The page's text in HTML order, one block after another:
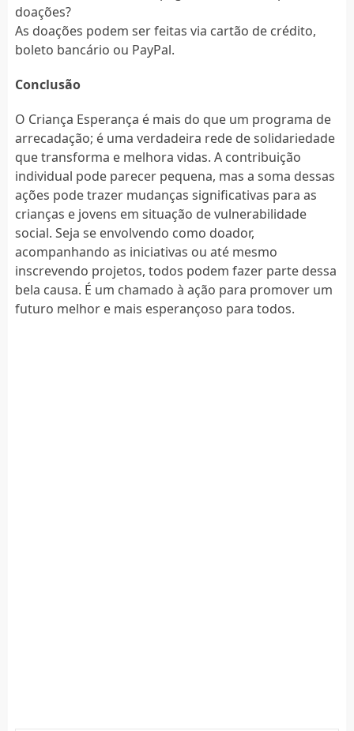
doações?
As doações podem ser feitas via cartão de crédito,
boleto bancário ou PayPal.
Conclusão
O Criança Esperança é mais do que um programa de
arrecadação; é uma verdadeira rede de solidariedade
que transforma e melhora vidas. A contribuição
individual pode parecer pequena, mas a soma dessas
ações pode trazer mudanças significativas para as
crianças e jovens em situação de vulnerabilidade
social. Seja se envolvendo como doador,
acompanhando as iniciativas ou até mesmo
inscrevendo projetos, todos podem fazer parte dessa
bela causa. É um chamado à ação para promover um
futuro melhor e mais esperançoso para todos.